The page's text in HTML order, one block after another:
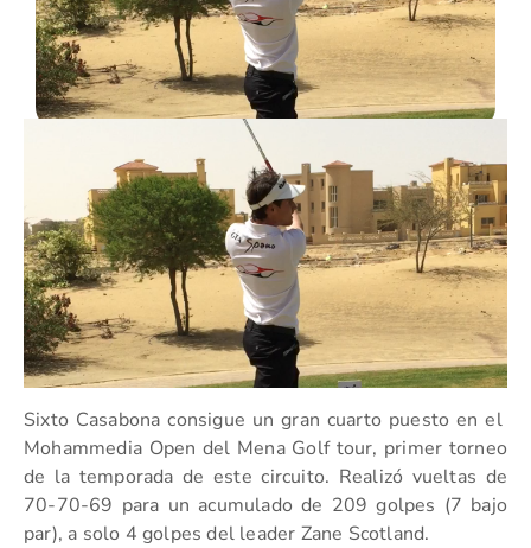
Sixto Casabona consigue un gran cuarto puesto en el
Mohammedia Open del Mena Golf tour, primer torneo
de la temporada de este circuito. Realizó vueltas de
70-70-69 para un acumulado de 209 golpes (7 bajo
par), a solo 4 golpes del leader Zane Scotland.